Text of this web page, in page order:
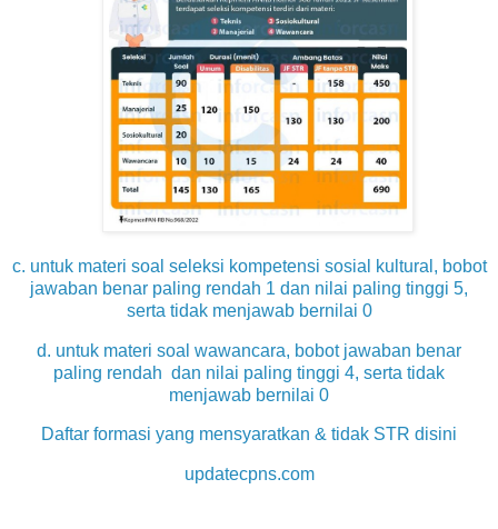
c. untuk materi soal seleksi kompetensi sosial kultural, bobot
jawaban benar paling rendah 1 dan nilai paling tinggi 5,
serta tidak menjawab bernilai 0
d. untuk materi soal wawancara, bobot jawaban benar
paling rendah dan nilai paling tinggi 4, serta tidak
menjawab bernilai 0
Daftar formasi yang mensyaratkan & tidak STR disini
updatecpns.com